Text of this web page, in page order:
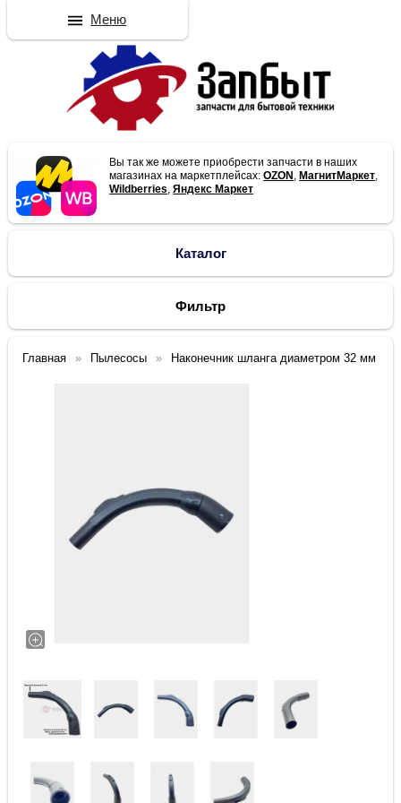
Вы так же можете приобрести запчасти в наших
магазинах на маркетплейсах:OZON , МагнитМаркет,
Wildberries,Яндекс Маркет
Каталог
Фильтр
Главная Пылесосы Наконечник шланга диаметром 32 мм
Меню